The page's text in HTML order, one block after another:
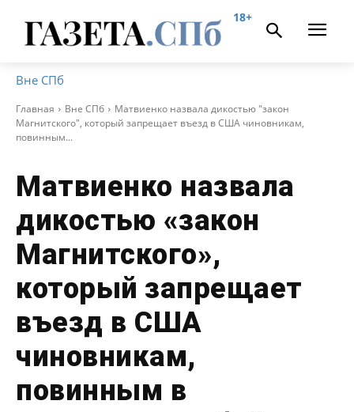
18+
Вне СПб
Главная Вне СПб
Матвиенко назвала дикостью "закон
Магнитского", который запрещает въезд в США чиновникам,
повинным...
Матвиенко назвала
дикостью «закон
Магнитского»,
который запрещает
въезд в США
чиновникам,
повинным в